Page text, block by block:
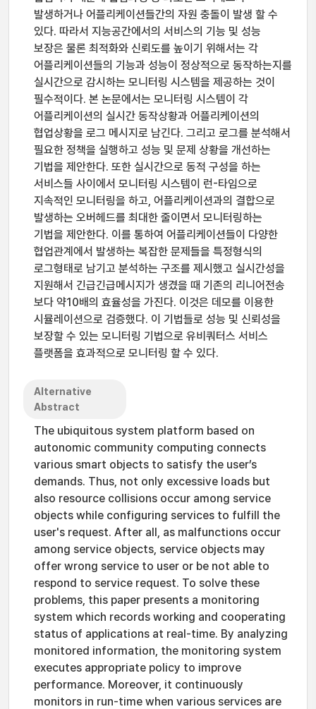
발생하거나 어플리케이션들간의 자원 충돌이 발생 할 수
있다. 따라서 지능공간에서의 서비스의 기능 및 성능
보장은 물론 최적화와 신뢰도를 높이기 위해서는 각
어플리케이션들의 기능과 성능이 정상적으로 동작하는지를
실시간으로 감시하는 모니터링 시스템을 제공하는 것이
필수적이다. 본 논문에서는 모니터링 시스템이 각
어플리케이션의 실시간 동작상황과 어플리케이션의
협업상황을 로그 메시지로 남긴다. 그리고 로그를 분석해서
필요한 정책을 실행하고 성능 및 문제 상황을 개선하는
기법을 제안한다. 또한 실시간으로 동적 구성을 하는
서비스들 사이에서 모니터링 시스템이 런-타임으로
지속적인 모니터링을 하고, 어플리케이션과의 결합으로
발생하는 오버헤드를 최대한 줄이면서 모니터링하는
기법을 제안한다. 이를 통하여 어플리케이션들이 다양한
협업관계에서 발생하는 복잡한 문제들을 특정형식의
로그형태로 남기고 분석하는 구조를 제시했고 실시간성을
지원해서 긴급긴급메시지가 생겼을 때 기존의 리니어전송
보다 약10배의 효율성을 가진다. 이것은 데모를 이용한
시뮬레이션으로 검증했다. 이 기법들로 성능 및 신뢰성을
보장할 수 있는 모니터링 기법으로 유비쿼터스 서비스
플랫폼을 효과적으로 모니터링 할 수 있다.
Alternative
Abstract
The ubiquitous system platform based on
autonomic community computing connects
various smart objects to satisfy the user’s
demands. Thus, not only excessive loads but
also resource collisions occur among service
objects while configuring services to fulfill the
user's request. After all, as malfunctions occur
among service objects, service objects may
offer wrong service to user or be not able to
respond to service request. To solve these
problems, this paper presents a monitoring
system which records working and cooperating
status of applications at real-time. By analyzing
monitored information, the monitoring system
executes appropriate policy to improve
performance. Moreover, it continuously
monitors in run-time when various services are